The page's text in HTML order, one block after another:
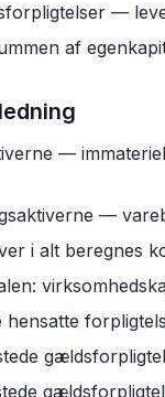
—
af
—
—
i alt beregnes
hensatte